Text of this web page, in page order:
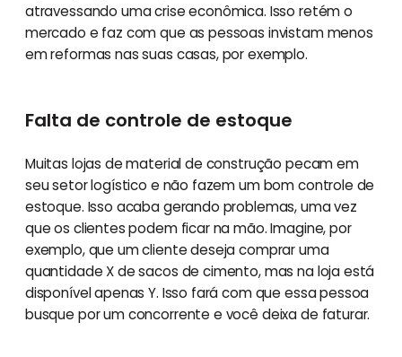
atravessando uma crise econômica. Isso retém o
mercado e faz com que as pessoas invistam menos
em reformas nas suas casas, por exemplo.
Falta de controle de estoque
Muitas lojas de material de construção pecam em
seu setor logístico e não fazem um bom controle de
estoque. Isso acaba gerando problemas, uma vez
que os clientes podem ficar na mão. Imagine, por
exemplo, que um cliente deseja comprar uma
quantidade X de sacos de cimento, mas na loja está
disponível apenas Y. Isso fará com que essa pessoa
busque por um concorrente e você deixa de faturar.